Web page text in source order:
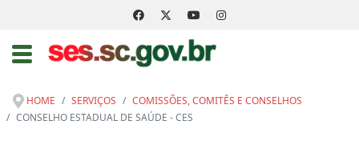
HOME SERVIÇOS
COMISSÕES, COMITÊS E CONSELHOS
CONSELHO ESTADUAL DE SAÚDE - CES